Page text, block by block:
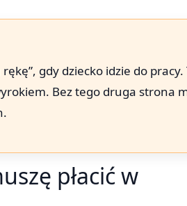
gdy dziecko idzie do pracy.
Bez tego druga strona
płacić w